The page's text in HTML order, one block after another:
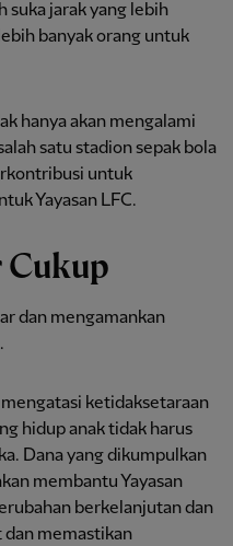
suka jarak yang lebih
banyak orang untuk
hanya akan mengalami
satu stadion sepak bola
untuk
Yayasan LFC.
Cukup
dan mengamankan
ketidaksetaraan
hidup anak tidak harus
Dana yang dikumpulkan
membantu Yayasan
berkelanjutan dan
dan memastikan